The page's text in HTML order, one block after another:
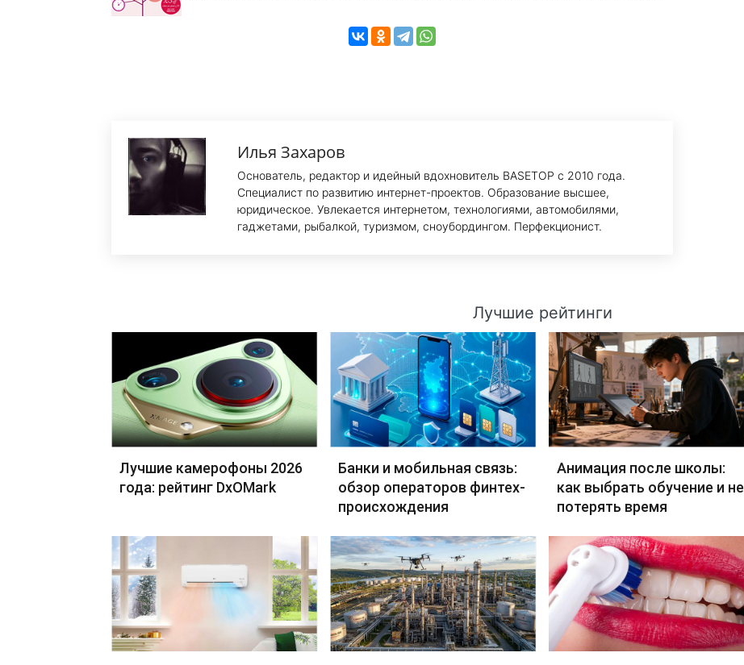
Илья Захаров
Основатель, редактор и идейный вдохновитель BASETOP с 2010 года.
Специалист по развитию интернет-проектов. Образование высшее,
юридическое. Увлекается интернетом, технологиями, автомобилями,
гаджетами, рыбалкой, туризмом, сноубордингом. Перфекционист.
Лучшие рейтинги
Лучшие камерофоны 2026
года: рейтинг DxOMark
Банки и мобильная связь:
обзор операторов финтех-
происхождения
Анимация после школы:
как выбрать обучение и не
потерять время